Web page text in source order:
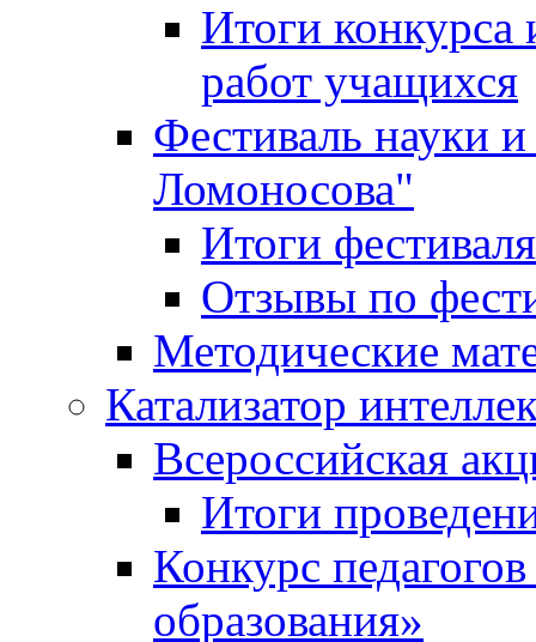
Итоги конкурса
работ учащихся
Фестиваль науки
Ломоносова"
Итоги фестиваля
Отзывы по
Методические
Катализатор
Всероссийская
Итоги
Конкурс
образования»